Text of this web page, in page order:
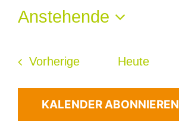
Anstehende
wählen.
VorherigeVeranstaltungen
Heute
KALENDER ABONNIEREN